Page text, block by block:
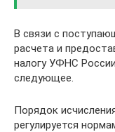
В связи с
расчета и
налогу УФНС
следующее.
Порядок
регулируется